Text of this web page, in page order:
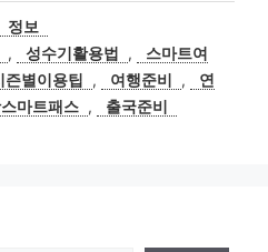
카정보
, 성수기활용법 ,
스마트여
즌별이용팁 , 여행준비 ,
연
마트패스 , 출국준비